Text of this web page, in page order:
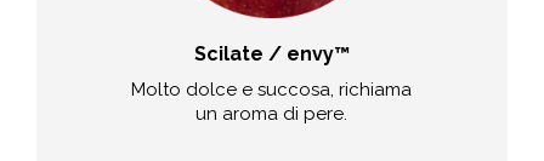
Scilate / envy™
Molto dolce e succosa, richiama
un aroma di pere.